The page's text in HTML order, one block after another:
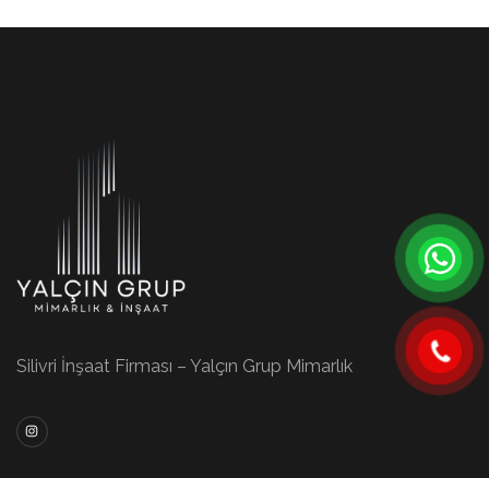
Silivri İnşaat Firması – Yalçın Grup Mimarlık